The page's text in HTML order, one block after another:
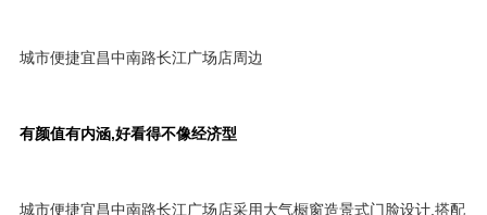
城市便捷宜昌中南路长江广场店周边
有颜值有内涵,好看得不像经济型
城市便捷宜昌中南路长江广场店采用大气橱窗造景式门脸设计,搭配